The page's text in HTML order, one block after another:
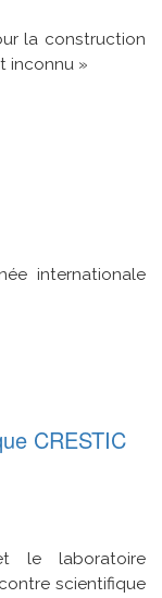
la construction
inconnu »
internationale
CRESTIC
le laboratoire
scientifique